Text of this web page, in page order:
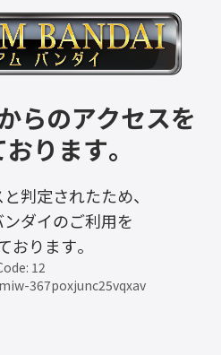
らのアクセスを
ります。
判定されたため、
ダイのご利用を
おります。
12
367poxjunc25vqxav